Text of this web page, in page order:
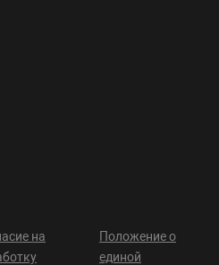
на
Положение о
единой